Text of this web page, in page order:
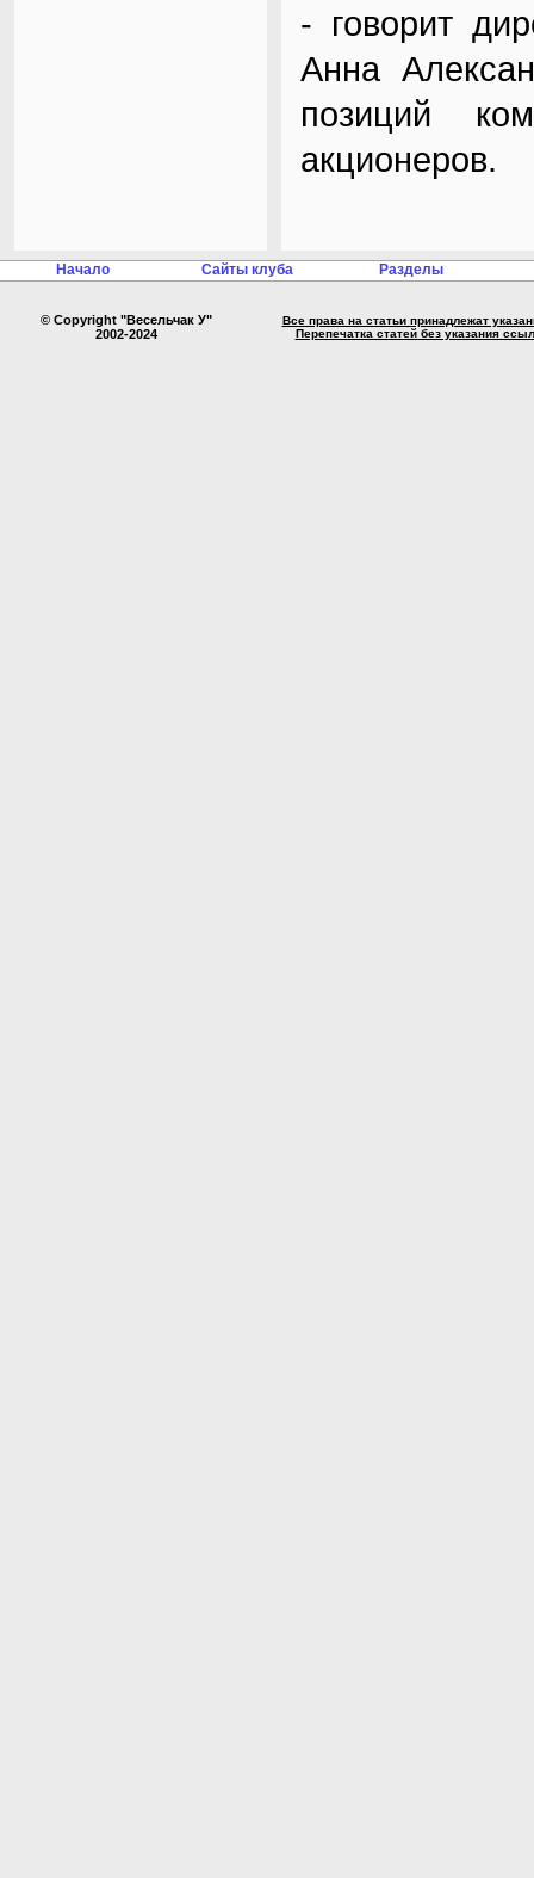
- говорит
Анна
позиций
акционеров.
Начало Сайты клуба Разделы
© Copyright "Весельчак У"
2002-2024
Все права на статьи принадлежат
Перепечатка статей без указания